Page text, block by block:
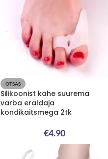
OTSAS
Silikoonist kahe suurema
varba eraldaja
kondikaitsmega 2tk
€4.90